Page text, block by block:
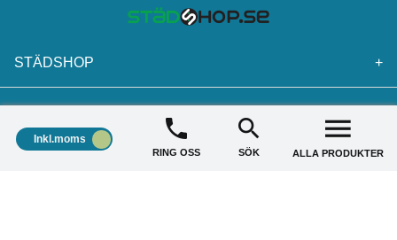
STÄDSHOP +
AKTUELLA ERBJUDANDE +
Inkl.moms
RING OSS SÖK ALLA PRODUKTER